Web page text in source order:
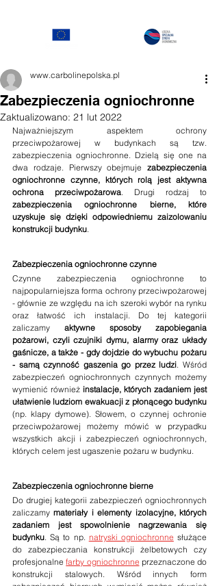
Zabezpieczenia ogniochronne
www.carbolinepolska.pl
Zaktualizowano: 21 lut 2022
Najważniejszym aspektem ochrony
przeciwpożarowej w budynkach są tzw.
zabezpieczenia ogniochronne. Dzielą się one na
dwa rodzaje. Pierwszy obejmuje zabezpieczenia
ogniochronne czynne, których rolą jest aktywna
ochrona przeciwpożarowa. Drugi rodzaj to
zabezpieczenia ogniochronne bierne, które
uzyskuje się dzięki odpowiedniemu zaizolowaniu
konstrukcji budynku.
Zabezpieczenia ogniochronne czynne
Czynne zabezpieczenia ogniochronne to
najpopularniejsza forma ochrony przeciwpożarowej
- głównie ze względu na ich szeroki wybór na rynku
oraz łatwość ich instalacji. Do tej kategorii
zaliczamy aktywne sposoby zapobiegania
pożarowi, czyli czujniki dymu, alarmy oraz układy
gaśnicze, a także - gdy dojdzie do wybuchu pożaru
- samą czynność gaszenia go przez ludzi. Wśród
zabezpieczeń ogniochronnych czynnych możemy
wymienić również instalacje, których zadaniem jest
ułatwienie ludziom ewakuacji z płonącego budynku
(np. klapy dymowe). Słowem, o czynnej ochronie
przeciwpożarowej możemy mówić w przypadku
wszystkich akcji i zabezpieczeń ogniochronnych,
których celem jest ugaszenie pożaru w budynku.
Zabezpieczenia ogniochronne bierne
Do drugiej kategorii zabezpieczeń ogniochronnych
zaliczamy materiały i elementy izolacyjne, których
zadaniem jest spowolnienie nagrzewania się
budynku. Są to np. natryski ogniochronne służące
do zabezpieczania konstrukcji żelbetowych czy
profesjonalne farby ogniochronne przeznaczone do
konstrukcji stalowych. Wśród innych form